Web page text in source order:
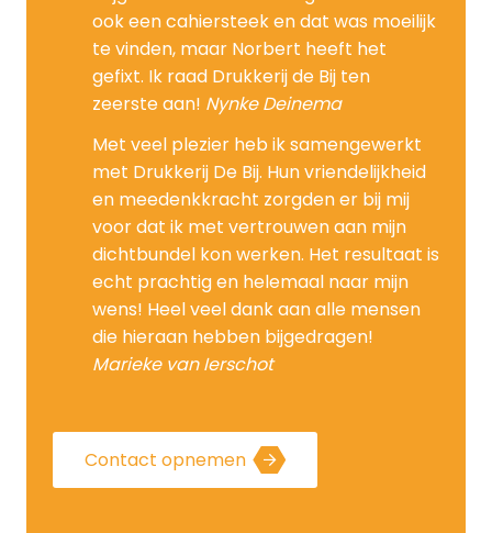
ook een cahiersteek en dat was moeilijk
te vinden, maar Norbert heeft het
gefixt. Ik raad Drukkerij de Bij ten
zeerste aan! Nynke Deinema
Met veel plezier heb ik samengewerkt
met Drukkerij De Bij. Hun vriendelijkheid
en meedenkkracht zorgden er bij mij
voor dat ik met vertrouwen aan mijn
dichtbundel kon werken. Het resultaat is
echt prachtig en helemaal naar mijn
wens! Heel veel dank aan alle mensen
die hieraan hebben bijgedragen!
Marieke van Ierschot
Contact opnemen